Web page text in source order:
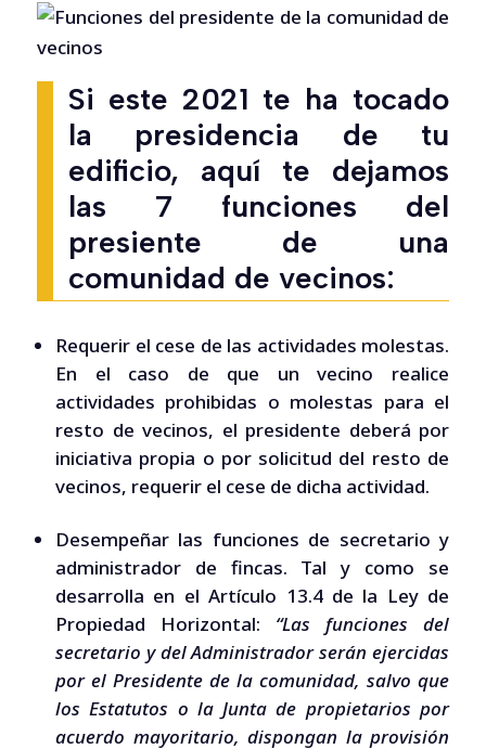
Si este 2021 te ha tocado
la presidencia de tu
edificio, aquí te dejamos
las 7 funciones del
presiente de una
comunidad de vecinos:
Requerir el cese de las actividades molestas.
En el caso de que un vecino realice
actividades prohibidas o molestas para el
resto de vecinos, el presidente deberá por
iniciativa propia o por solicitud del resto de
vecinos, requerir el cese de dicha actividad.
Desempeñar las funciones de secretario y
administrador de fincas. Tal y como se
desarrolla en el Artículo 13.4 de la Ley de
Propiedad Horizontal: “Las funciones del
secretario y del Administrador serán ejercidas
por el Presidente de la comunidad, salvo que
los Estatutos o la Junta de propietarios por
acuerdo mayoritario, dispongan la provisión